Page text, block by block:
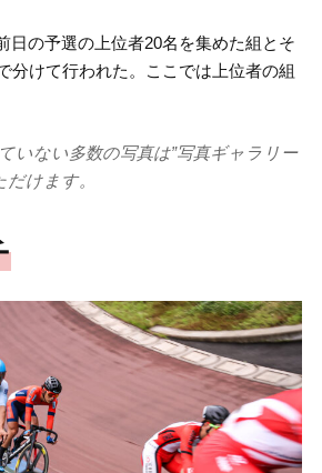
日の予選の上位者20名を集めた組とそ
分けて行われた。ここでは上位者の組
いない多数の写真は”写真ギャラリー
けます。